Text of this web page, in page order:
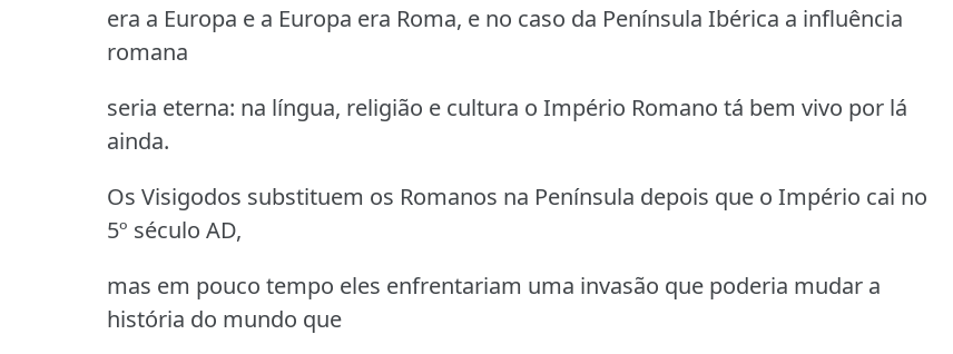
era a Europa e a Europa era Roma, e no caso da Península Ibérica a influência
romana
seria eterna: na língua, religião e cultura o Império Romano tá bem vivo por lá
ainda.
Os Visigodos substituem os Romanos na Península depois que o Império cai no
5º século AD,
mas em pouco tempo eles enfrentariam uma invasão que poderia mudar a
história do mundo que